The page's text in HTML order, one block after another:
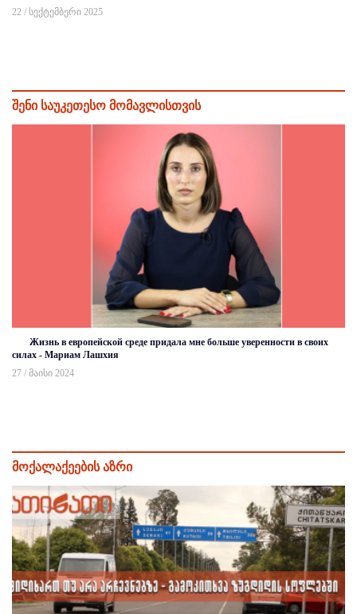
22 / სექტემბერი 2025
შენი საუკეთესო მომავლისთვის
Жизнь в европейской среде придала мне больше уверенности в своих
силах - Мариам Лашхия
27 / მაისი 2024
მოქალაქეების აზრი